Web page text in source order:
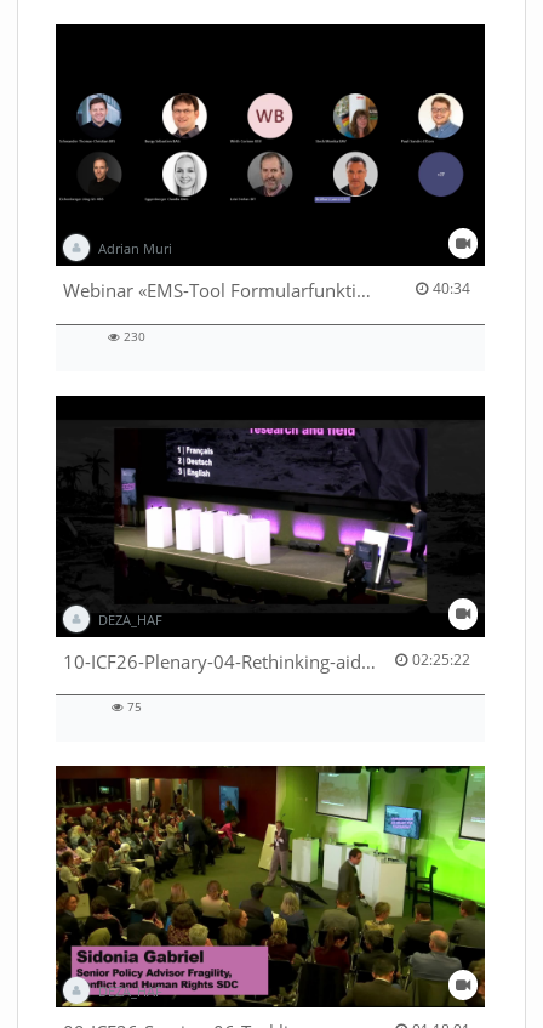
Adrian Muri
Webinar «EMS-Tool Formularfunktion» 40:34
40:34 duration
230
DEZA_HAF
10-ICF26-Plenary-04-Rethinking-aid-deliveries-for-greater-impact-with-existing-resources-53529531710001791 02:25:22
02:25:22 duration
75
DEZA_HAF